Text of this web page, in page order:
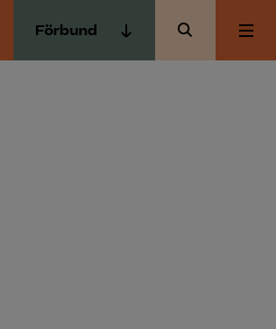
Förbund